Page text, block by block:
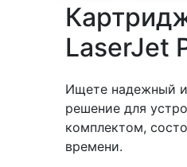
LaserJet
Ищете надежный и
решение для
комплектом,
времени.